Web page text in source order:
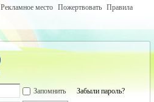
Рекламное место Пожертвовать Правила
Запомнить Забыли пароль?